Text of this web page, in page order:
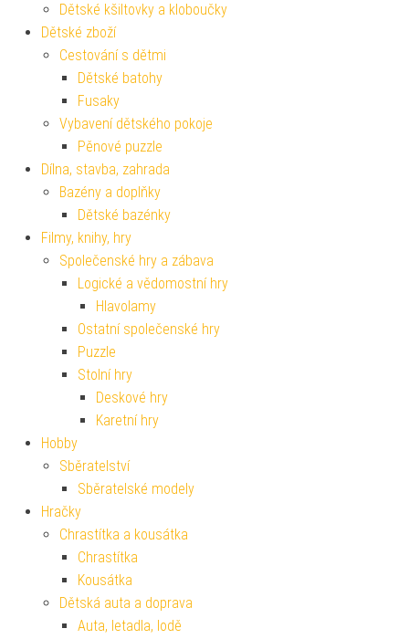
Dětské kšiltovky a kloboučky
Dětské zboží
Cestování s dětmi
Dětské batohy
Fusaky
Vybavení dětského pokoje
Pěnové puzzle
Dílna, stavba, zahrada
Bazény a doplňky
Dětské bazénky
Filmy, knihy, hry
Společenské hry a zábava
Logické a vědomostní hry
Hlavolamy
Ostatní společenské hry
Puzzle
Stolní hry
Deskové hry
Karetní hry
Hobby
Sběratelství
Sběratelské modely
Hračky
Chrastítka a kousátka
Chrastítka
Kousátka
Dětská auta a doprava
Auta, letadla, lodě